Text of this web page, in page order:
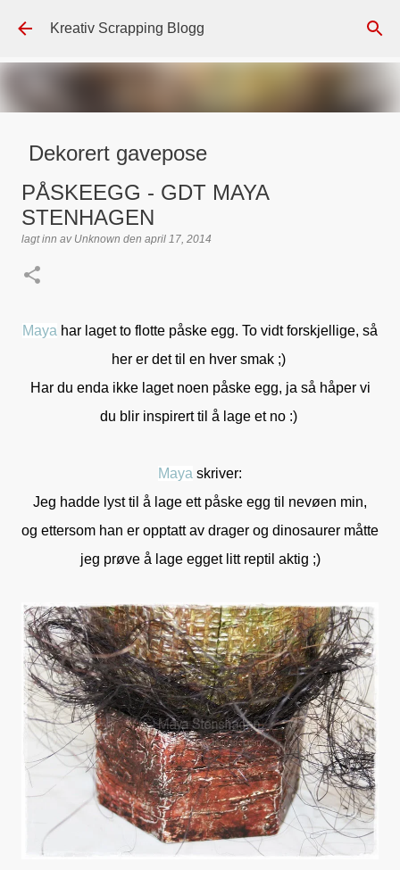
Gå til hovedinnhold
Kreativ Scrapping Blogg
Dekorert gavepose
lagt inn av
TEKST KLISTREMERKER / STICKERS
PÅSKEEGG - GDT MAYA
STENHAGEN
lagt inn av Unknown den april 17, 2014
Maya har laget to flotte påske egg. To vidt forskjellige, så
her er det til en hver smak ;)
Har du enda ikke laget noen påske egg, ja så håper vi
du blir inspirert til å lage et no :)
Maya skriver:
Jeg hadde lyst til å lage ett påske egg til nevøen min,
og ettersom han er opptatt av drager og dinosaurer måtte
jeg prøve å lage egget litt reptil aktig ;)